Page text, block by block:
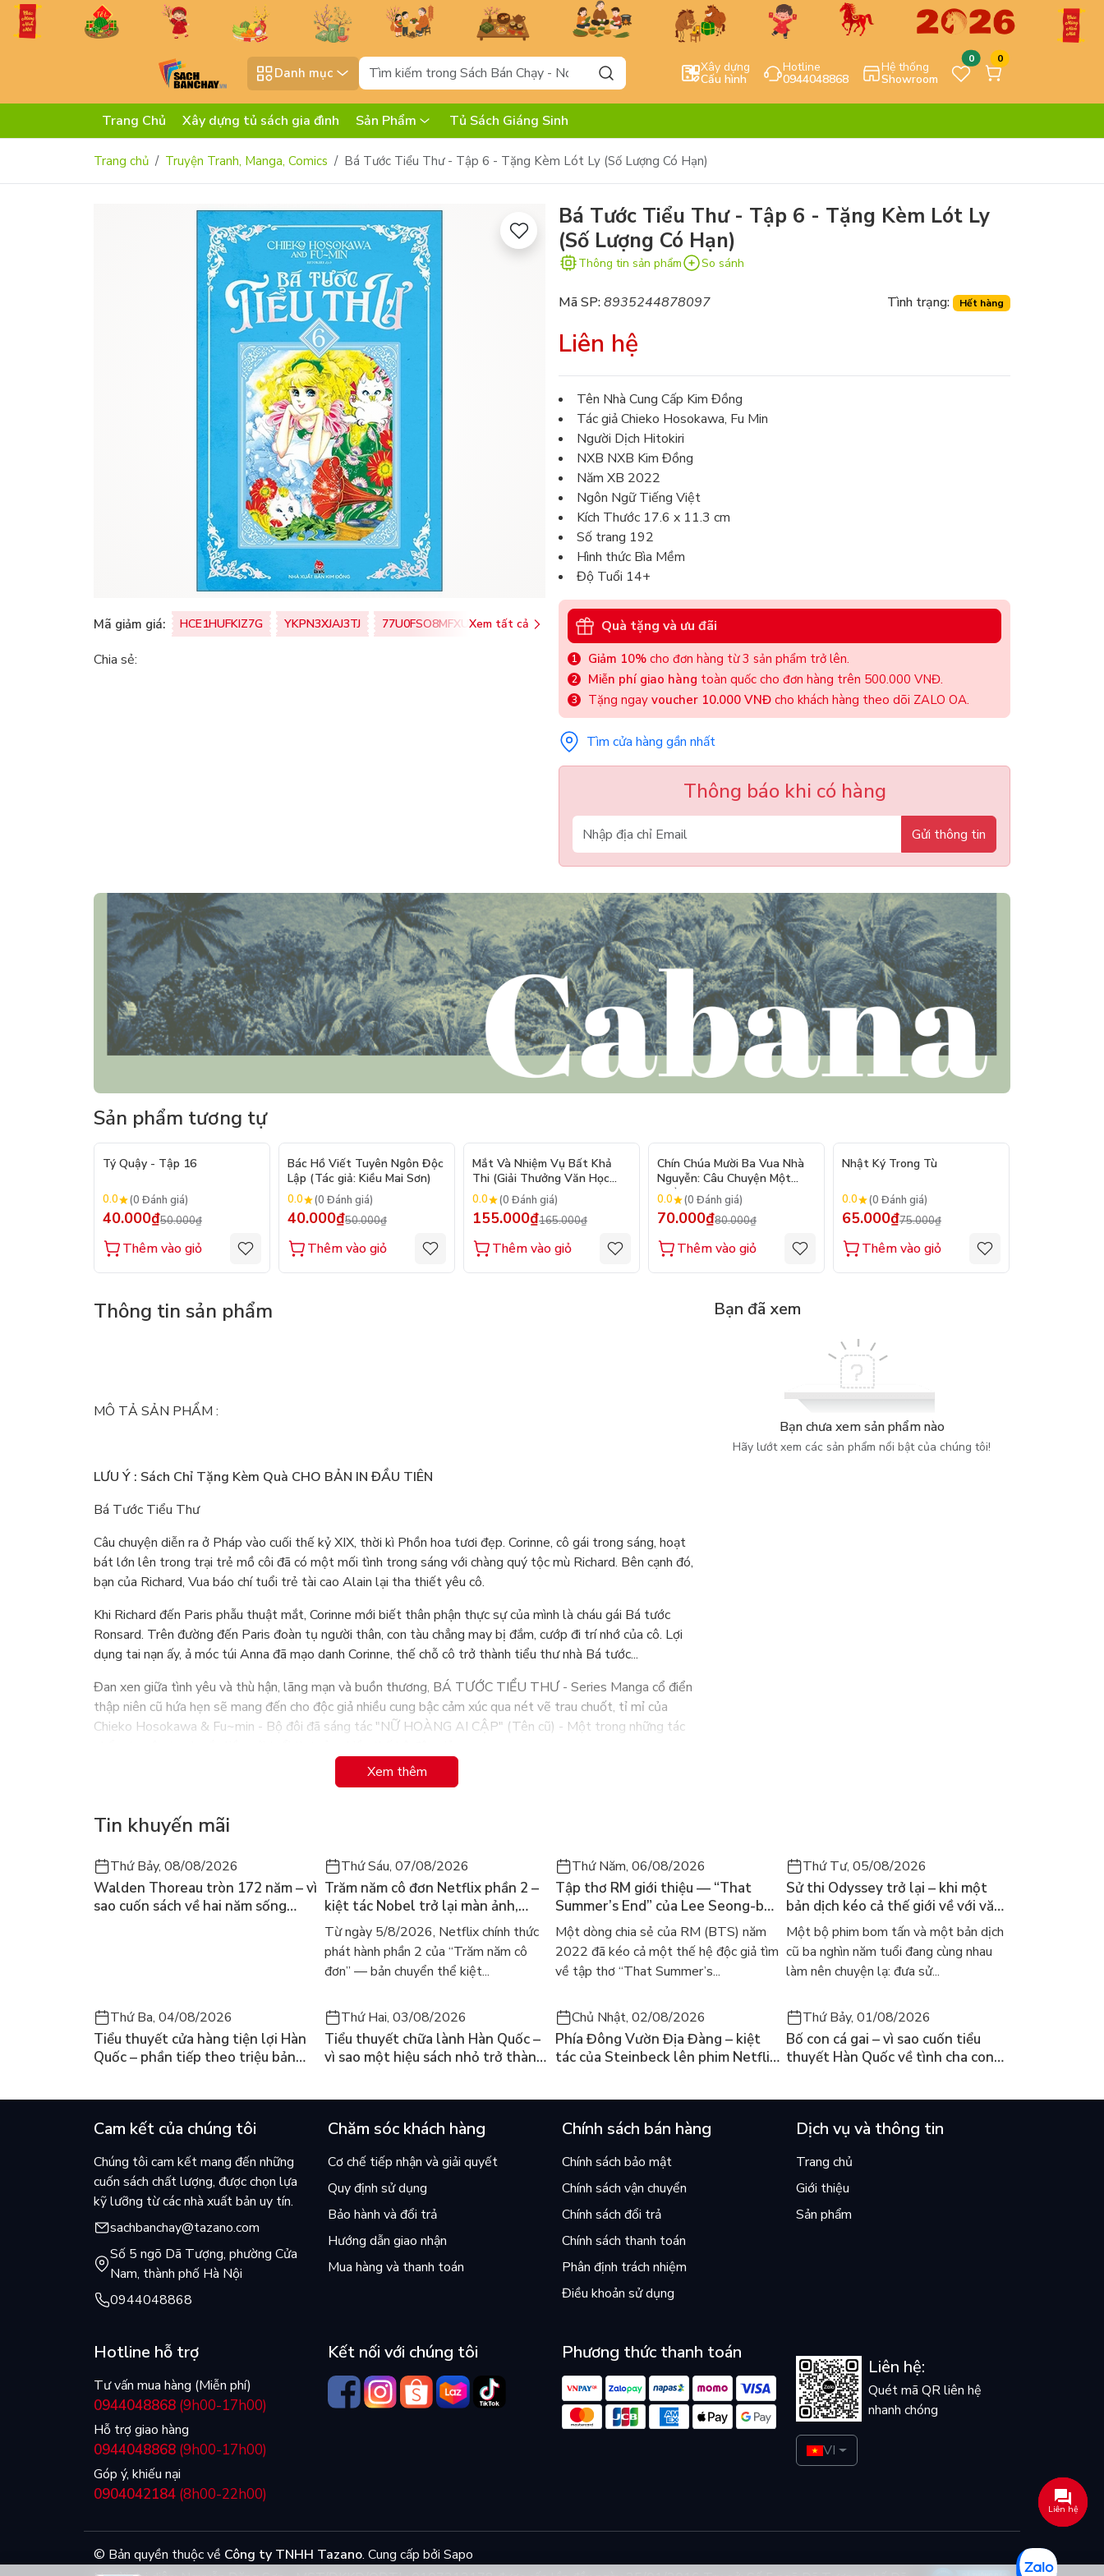
Danh mục Xây dựng
Cấu hình
Hotline
0944048868
Hệ thống
Showroom
0 0
Trang Chủ Xây dựng tủ sách gia đình Sản Phẩm Tủ Sách Giáng Sinh
Trang chủ Truyện Tranh, Manga, Comics Bá Tước Tiểu Thư - Tập 6 - Tặng Kèm Lót Ly (Số Lượng Có Hạn)
Mã giảm giá: HCE1HUFKIZ7G YKPN3XJAJ3TJ 77U0FSO8MFXU Xem tất cả
Chia sẻ:
Bá Tước Tiểu Thư - Tập 6 - Tặng Kèm Lót Ly
(Số Lượng Có Hạn)
Thông tin sản phẩm So sánh
Mã SP:8935244878097 Tình trạng: Hết hàng
Liên hệ
Tên Nhà Cung Cấp Kim Đồng
Tác giả Chieko Hosokawa, Fu Min
Người Dịch Hitokiri
NXB NXB Kim Đồng
Năm XB 2022
Ngôn Ngữ Tiếng Việt
Kích Thước 17.6 x 11.3 cm
Số trang 192
Hình thức Bìa Mềm
Độ Tuổi 14+
Quà tặng và ưu đãi
Giảm 10% cho đơn hàng từ 3 sản phẩm trở lên.
Miễn phí giao hàng toàn quốc cho đơn hàng trên 500.000 VNĐ.
Tặng ngay voucher 10.000 VNĐ cho khách hàng theo dõi ZALO OA.
Tìm cửa hàng gần nhất
Thông báo khi có hàng
Gửi thông tin
Sản phẩm tương tự
Tý Quậy - Tập 16
0.0 (0 Đánh giá)
40.000₫50.000₫
Thêm vào giỏ
- 20%
Bác Hồ Viết Tuyên Ngôn Độc
Lập (Tác giả: Kiều Mai Sơn)
0.0 (0 Đánh giá)
40.000₫50.000₫
Thêm vào giỏ
- 6%
Mắt Và Nhiệm Vụ Bất Khả
Thi (Giải Thưởng Văn Học
Newbery Medal 2024)
0.0 (0 Đánh giá)
155.000₫165.000₫
Thêm vào giỏ
- 12%
Chín Chúa Mười Ba Vua Nhà
Nguyễn: Câu Chuyện Một
Triều Đại
0.0 (0 Đánh giá)
70.000₫80.000₫
Thêm vào giỏ
Nhật Ký Trong Tù
0.0 (0 Đánh giá)
65.000₫75.000₫
Thêm vào giỏ
Thông tin sản phẩm
MÔ TẢ SẢN PHẨM :
LƯU Ý : Sách Chỉ Tặng Kèm Quà CHO BẢN IN ĐẦU TIÊN
Bá Tước Tiểu Thư
Câu chuyện diễn ra ở Pháp vào cuối thế kỷ XIX, thời kì Phồn hoa tươi đẹp. Corinne, cô gái trong sáng, hoạt
bát lớn lên trong trại trẻ mồ côi đã có một mối tình trong sáng với chàng quý tộc mù Richard. Bên cạnh đó,
bạn của Richard, Vua báo chí tuổi trẻ tài cao Alain lại tha thiết yêu cô.
Khi Richard đến Paris phẫu thuật mắt, Corinne mới biết thân phận thực sự của mình là cháu gái Bá tước
Ronsard. Trên đường đến Paris đoàn tụ người thân, con tàu chẳng may bị đắm, cướp đi trí nhớ của cô. Lợi
dụng tai nạn ấy, ả móc túi Anna đã mạo danh Corinne, thế chỗ cô trở thành tiểu thư nhà Bá tước...
Đan xen giữa tình yêu và thù hận, lãng mạn và buồn thương, BÁ TƯỚC TIỂU THƯ - Series Manga cổ điển
thập niên cũ hứa hẹn sẽ mang đến cho độc giả nhiều cung bậc cảm xúc qua nét vẽ trau chuốt, tỉ mỉ của
Chieko Hosokawa & Fu~min - Bộ đôi đã sáng tác "NỮ HOÀNG AI CẬP" (Tên cũ) - Một trong những tác
Xem thêm
Bạn đã xem
Bạn chưa xem sản phẩm nào
Hãy lướt xem các sản phẩm nổi bật của chúng tôi!
Tin khuyến mãi
Thứ Bảy, 08/08/2026
Walden Thoreau tròn 172 năm – vì
sao cuốn sách về hai năm sống
Thứ Sáu, 07/08/2026
Trăm năm cô đơn Netflix phần 2 –
kiệt tác Nobel trở lại màn ảnh,
dòng người tìm đọc lại García
Márquez
Từ ngày 5/8/2026, Netflix chính thức
phát hành phần 2 của “Trăm năm cô
đơn” — bản chuyển thể kiệt...
Thứ Năm, 06/08/2026
Tập thơ RM giới thiệu — “That
Summer’s End” của Lee Seong-bok
ra mắt bản tiếng Anh sau 4 năm
gây sốt
Một dòng chia sẻ của RM (BTS) năm
2022 đã kéo cả một thế hệ độc giả tìm
về tập thơ “That Summer’s...
Thứ Tư, 05/08/2026
Sử thi Odyssey trở lại – khi một
bản dịch kéo cả thế giới về với văn
học kinh điển
Một bộ phim bom tấn và một bản dịch
cũ ba nghìn năm tuổi đang cùng nhau
làm nên chuyện lạ: đưa sử...
Thứ Ba, 04/08/2026
Tiểu thuyết cửa hàng tiện lợi Hàn
Quốc – phần tiếp theo triệu bản
Thứ Hai, 03/08/2026
Tiểu thuyết chữa lành Hàn Quốc –
vì sao một hiệu sách nhỏ trở thành
Chủ Nhật, 02/08/2026
Phía Đông Vườn Địa Đàng – kiệt
tác của Steinbeck lên phim Netflix
Thứ Bảy, 01/08/2026
Bố con cá gai – vì sao cuốn tiểu
thuyết Hàn Quốc về tình cha con
Cam kết của chúng tôi
Chúng tôi cam kết mang đến những
cuốn sách chất lượng, được chọn lựa
kỹ lưỡng từ các nhà xuất bản uy tín.
sachbanchay@tazano.com
Số 5 ngõ Dã Tượng, phường Cửa
Nam, thành phố Hà Nội
0944048868
Chăm sóc khách hàng
Cơ chế tiếp nhận và giải quyết
Quy định sử dụng
Bảo hành và đổi trả
Hướng dẫn giao nhận
Mua hàng và thanh toán
Chính sách bán hàng
Chính sách bảo mật
Chính sách vận chuyển
Chính sách đổi trả
Chính sách thanh toán
Phân định trách nhiệm
Điều khoản sử dụng
Dịch vụ và thông tin
Trang chủ
Giới thiệu
Sản phẩm
Hotline hỗ trợ
Tư vấn mua hàng (Miễn phí)
0944048868 (9h00-17h00)
Hỗ trợ giao hàng
0944048868 (9h00-17h00)
Góp ý, khiếu nại
0904042184 (8h00-22h00)
Kết nối với chúng tôi Phương thức thanh toán
Liên hệ:
Quét mã QR liên hệ
nhanh chóng
VI
© Bản quyền thuộc về Công ty TNHH Tazano. Cung cấp bởi Sapo
Liên hệ